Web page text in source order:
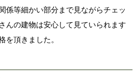
係等細かい部分まで見ながらチェッ
んの建物は安心して見ていられます
を頂きました。